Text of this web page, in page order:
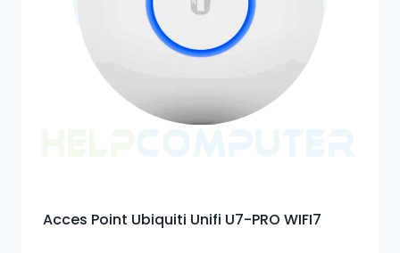
Acces Point Ubiquiti Unifi U7-PRO WIFI7